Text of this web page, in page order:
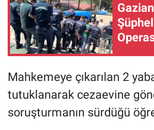
Mahkemeye çıkarılan 2
tutuklanarak cezaevine
soruşturmanın sürdüğü